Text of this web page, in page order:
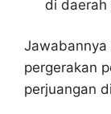
di
Jawabannya
pergerakan
perjuangan